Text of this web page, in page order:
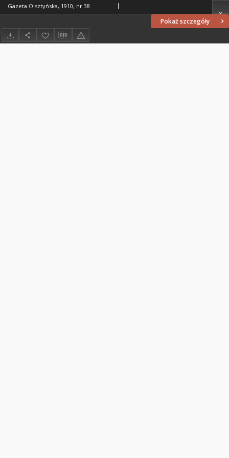
Pokaż szczegóły
Gazeta Olsztyńska, 1910, nr 38